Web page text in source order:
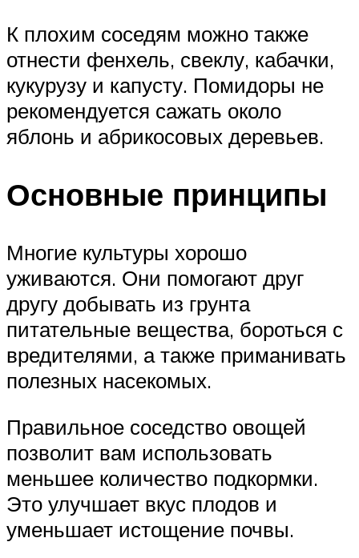
К плохим соседям можно также
отнести фенхель, свеклу, кабачки,
кукурузу и капусту. Помидоры не
рекомендуется сажать около
яблонь и абрикосовых деревьев.
Основные принципы
Многие культуры хорошо
уживаются. Они помогают друг
другу добывать из грунта
питательные вещества, бороться с
вредителями, а также приманивать
полезных насекомых.
Правильное соседство овощей
позволит вам использовать
меньшее количество подкормки.
Это улучшает вкус плодов и
уменьшает истощение почвы.